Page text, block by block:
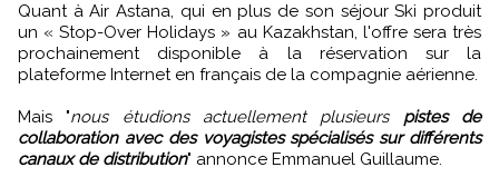
Quant à Air Astana, qui en plus de son séjour Ski produit
un « Stop-Over Holidays » au Kazakhstan, l'offre sera très
prochainement disponible à la réservation sur la
plateforme Internet en français de la compagnie aérienne.
Mais "nous étudions actuellement plusieurs pistes de
collaboration avec des voyagistes spécialisés sur différents
canaux de distribution" annonce Emmanuel Guillaume.